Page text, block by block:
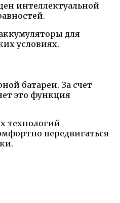
интеллектуальной
для
условиях.
батареи. За счет
это функция
технологий
передвигаться